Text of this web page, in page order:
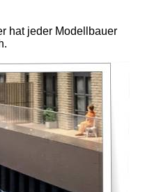
hat jeder Modellbauer